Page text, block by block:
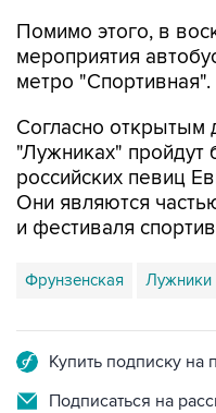
Помимо этого, в
мероприятия
метро "Спортивная".
Согласно открытым
"Лужниках" пройдут
российских певиц
Они являются
и фестиваля
Фрунзенская Лужники
Купить подписку
Подписаться на